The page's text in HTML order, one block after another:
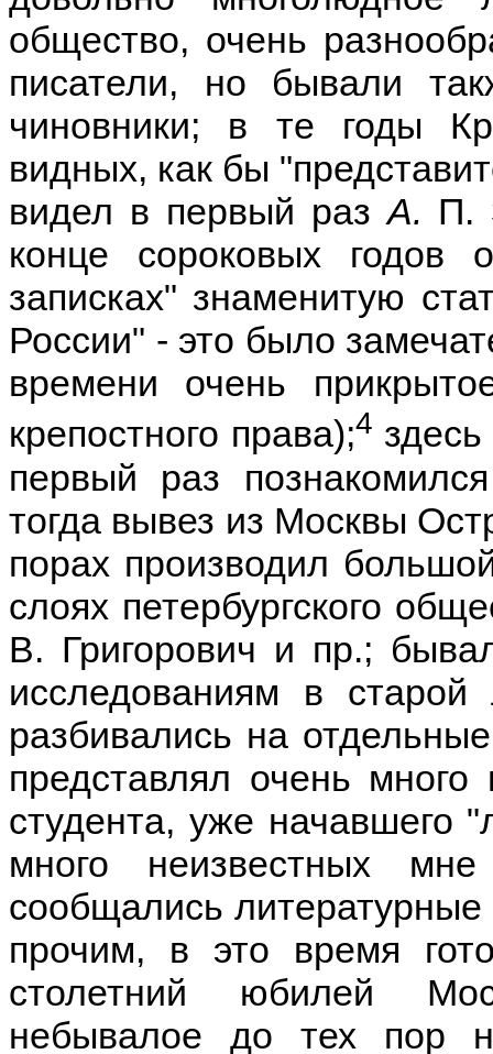
общество, очень
писатели, но бывали
чиновники; в те годы
видных, как бы
видел в первый разА. П.
конце сороковых годов
записках" знаменитую
России" - это было
времени очень
крепостного права);4
первый раз
тогда вывез из Москвы
порах производил
слоях петербургского
В. Григорович и пр.;
исследованиям в старой
разбивались на
представлял очень
студента, уже начавшего
много неизвестных
сообщались
прочим, в это время
столетний юбилей
небывалое до тех пор